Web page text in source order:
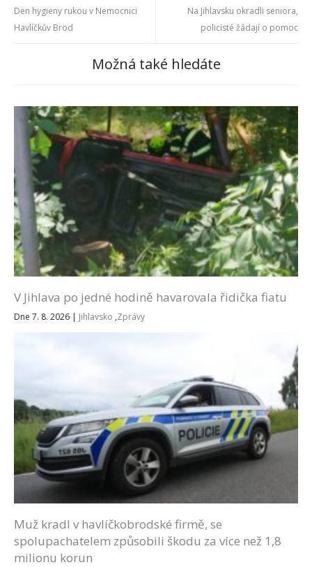
Den hygieny rukou v Nemocnici
Havlíčkův Brod
Na Jihlavsku okradli seniora,
policisté žádají o pomoc
Možná také hledáte
V Jihlava po jedné hodině havarovala řidička fiatu
Dne 7. 8. 2026 | Jihlavsko ,Zprávy
Muž kradl v havlíčkobrodské firmě, se
spolupachatelem způsobili škodu za více než 1,8
milionu korun